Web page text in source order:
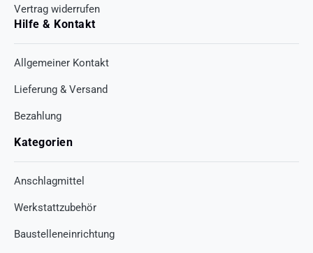
Vertrag widerrufen
Hilfe & Kontakt
Allgemeiner Kontakt
Lieferung & Versand
Bezahlung
Kategorien
Anschlagmittel
Werkstattzubehör
Baustelleneinrichtung